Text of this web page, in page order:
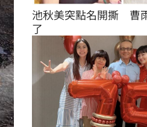
池秋美突點名開撕　曹
了